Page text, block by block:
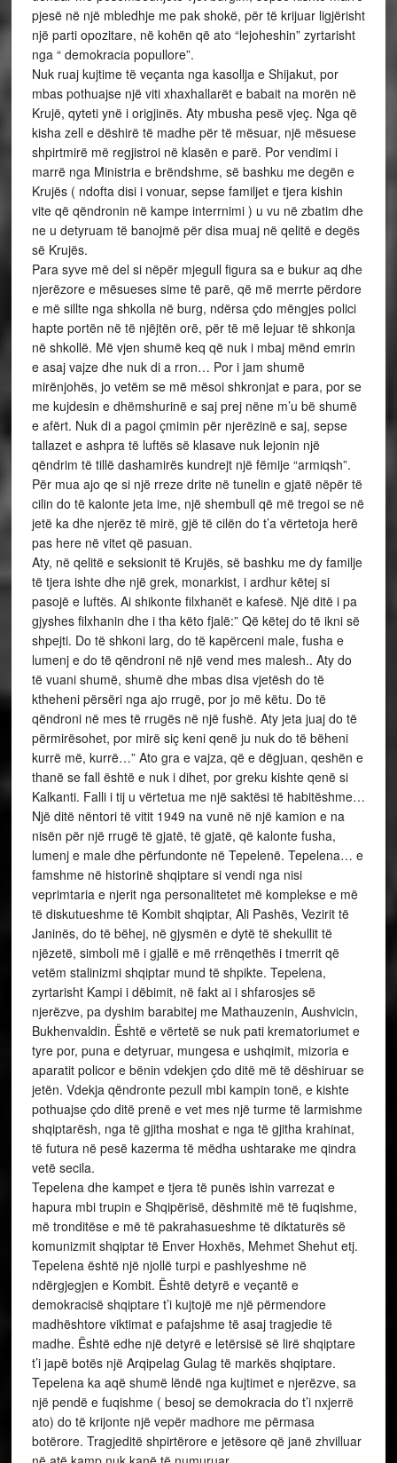
pjesë në një mbledhje me pak shokë, për të krijuar ligjërisht
një parti opozitare, në kohën që ato “lejoheshin” zyrtarisht
nga “ demokracia popullore”.
Nuk ruaj kujtime të veçanta nga kasollja e Shijakut, por
mbas pothuajse një viti xhaxhallarët e babait na morën në
Krujë, qyteti ynë i origjinës. Aty mbusha pesë vjeç. Nga që
kisha zell e dëshirë të madhe për të mësuar, një mësuese
shpirtmirë më regjistroi në klasën e parë. Por vendimi i
marrë nga Ministria e brëndshme, së bashku me degën e
Krujës ( ndofta disi i vonuar, sepse familjet e tjera kishin
vite që qëndronin në kampe interrnimi ) u vu në zbatim dhe
ne u detyruam të banojmë për disa muaj në qelitë e degës
së Krujës.
Para syve më del si nëpër mjegull figura sa e bukur aq dhe
njerëzore e mësueses sime të parë, që më merrte përdore
e më sillte nga shkolla në burg, ndërsa çdo mëngjes polici
hapte portën në të njëjtën orë, për të më lejuar të shkonja
në shkollë. Më vjen shumë keq që nuk i mbaj mënd emrin
e asaj vajze dhe nuk di a rron… Por i jam shumë
mirënjohës, jo vetëm se më mësoi shkronjat e para, por se
me kujdesin e dhëmshurinë e saj prej nëne m’u bë shumë
e afërt. Nuk di a pagoi çmimin për njerëzinë e saj, sepse
tallazet e ashpra të luftës së klasave nuk lejonin një
qëndrim të tillë dashamirës kundrejt një fëmije “armiqsh”.
Për mua ajo qe si një rreze drite në tunelin e gjatë nëpër të
cilin do të kalonte jeta ime, një shembull që më tregoi se në
jetë ka dhe njerëz të mirë, gjë të cilën do t’a vërtetoja herë
pas here në vitet që pasuan.
Aty, në qelitë e seksionit të Krujës, së bashku me dy familje
të tjera ishte dhe një grek, monarkist, i ardhur këtej si
pasojë e luftës. Ai shikonte filxhanët e kafesë. Një ditë i pa
gjyshes filxhanin dhe i tha këto fjalë:” Që këtej do të ikni së
shpejti. Do të shkoni larg, do të kapërceni male, fusha e
lumenj e do të qëndroni në një vend mes malesh.. Aty do
të vuani shumë, shumë dhe mbas disa vjetësh do të
ktheheni përsëri nga ajo rrugë, por jo më këtu. Do të
qëndroni në mes të rrugës në një fushë. Aty jeta juaj do të
përmirësohet, por mirë siç keni qenë ju nuk do të bëheni
kurrë më, kurrë…” Ato gra e vajza, që e dëgjuan, qeshën e
thanë se fall është e nuk i dihet, por greku kishte qenë si
Kalkanti. Falli i tij u vërtetua me një saktësi të habitëshme…
Një ditë nëntori të vitit 1949 na vunë në një kamion e na
nisën për një rrugë të gjatë, të gjatë, që kalonte fusha,
lumenj e male dhe përfundonte në Tepelenë. Tepelena… e
famshme në historinë shqiptare si vendi nga nisi
veprimtaria e njerit nga personalitetet më komplekse e më
të diskutueshme të Kombit shqiptar, Ali Pashës, Vezirit të
Janinës, do të bëhej, në gjysmën e dytë të shekullit të
njëzetë, simboli më i gjallë e më rrënqethës i tmerrit që
vetëm stalinizmi shqiptar mund të shpikte. Tepelena,
zyrtarisht Kampi i dëbimit, në fakt ai i shfarosjes së
njerëzve, pa dyshim barabitej me Mathauzenin, Aushvicin,
Bukhenvaldin. Është e vërtetë se nuk pati krematoriumet e
tyre por, puna e detyruar, mungesa e ushqimit, mizoria e
aparatit policor e bënin vdekjen çdo ditë më të dëshiruar se
jetën. Vdekja qëndronte pezull mbi kampin tonë, e kishte
pothuajse çdo ditë prenë e vet mes një turme të larmishme
shqiptarësh, nga të gjitha moshat e nga të gjitha krahinat,
të futura në pesë kazerma të mëdha ushtarake me qindra
vetë secila.
Tepelena dhe kampet e tjera të punës ishin varrezat e
hapura mbi trupin e Shqipërisë, dëshmitë më të fuqishme,
më tronditëse e më të pakrahasueshme të diktaturës së
komunizmit shqiptar të Enver Hoxhës, Mehmet Shehut etj.
Tepelena është një njollë turpi e pashlyeshme në
ndërgjegjen e Kombit. Është detyrë e veçantë e
demokracisë shqiptare t’i kujtojë me një përmendore
madhështore viktimat e pafajshme të asaj tragjedie të
madhe. Është edhe një detyrë e letërsisë së lirë shqiptare
t’i japë botës një Arqipelag Gulag të markës shqiptare.
Tepelena ka aqë shumë lëndë nga kujtimet e njerëzve, sa
një pendë e fuqishme ( besoj se demokracia do t’i nxjerrë
ato) do të krijonte një vepër madhore me përmasa
botërore. Tragjeditë shpirtërore e jetësore që janë zhvilluar